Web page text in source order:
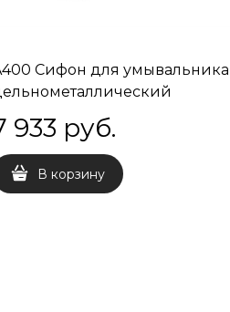
Сифон для умывальника
933 руб.
В корзину